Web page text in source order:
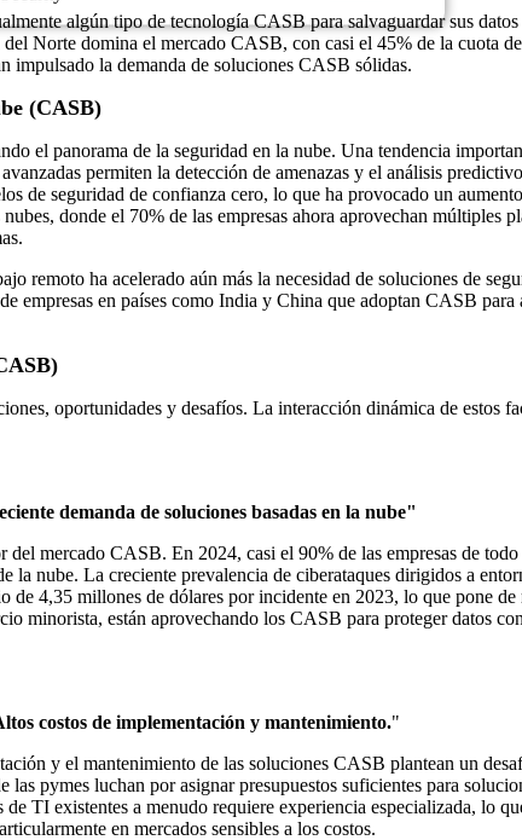
algún tipo de tecnología CASB para salvaguardar sus
Norte domina el mercado CASB, con casi el 45% de la cuota
impulsado la demanda de soluciones CASB sólidas.
(CASB)
el panorama de la seguridad en la nube. Una tendencia
permiten la detección de amenazas y el análisis
de seguridad de confianza cero, lo que ha provocado un
donde el 70% de las empresas ahora aprovechan
ha acelerado aún más la necesidad de soluciones de
empresas en países como India y China que adoptan CASB para
oportunidades y desafíos. La interacción dinámica de estos
demanda de soluciones basadas en la nube"
mercado CASB. En 2024, casi el 90% de las empresas de
nube. La creciente prevalencia de ciberataques dirigidos a
4,35 millones de dólares por incidente en 2023, lo que pone
minorista, están aprovechando los CASB para proteger datos
costos de implementación y mantenimiento."
y el mantenimiento de las soluciones CASB plantean un
pymes luchan por asignar presupuestos suficientes para
TI existentes a menudo requiere experiencia especializada, lo
en mercados sensibles a los costos.